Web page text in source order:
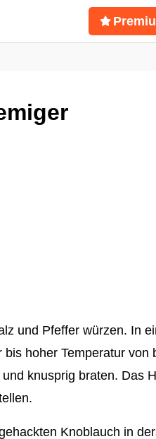
und Pfeffer würzen. In
hoher Temperatur von
knusprig braten. Das
Knoblauch in